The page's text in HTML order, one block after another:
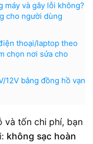
máy và gây lỗi không?
cho người dùng
thoại/laptop theo
chọn nơi sửa cho
12V bằng đồng hồ vạn
và tốn chi phí, bạn
không sạc hoàn